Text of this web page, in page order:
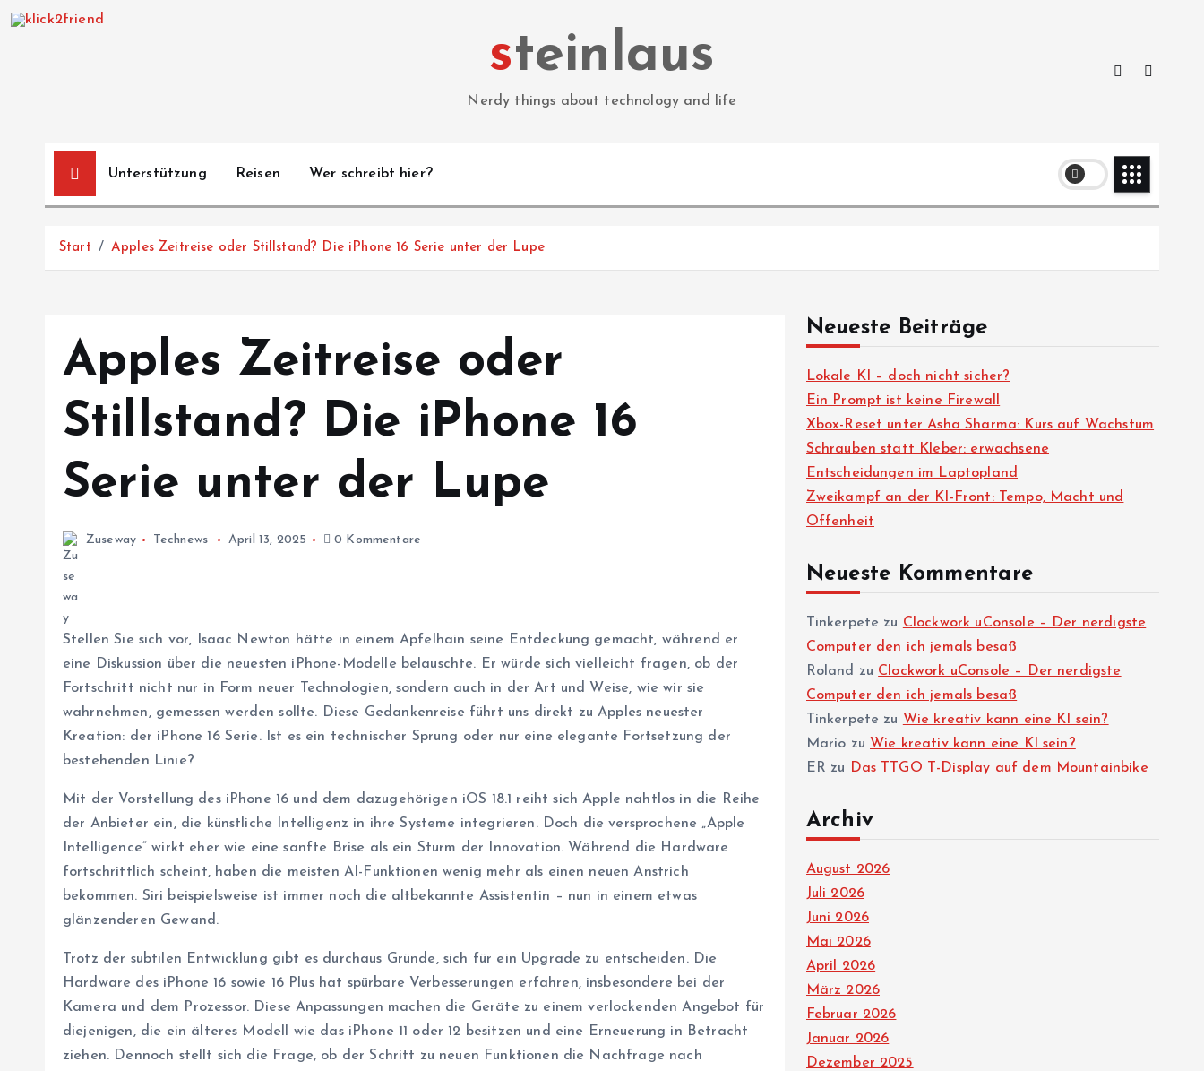
steinlaus
Nerdy things about technology and life
Unterstützung Reisen Wer schreibt hier?
Start Apples Zeitreise oder Stillstand? Die iPhone 16 Serie unter der Lupe
Apples Zeitreise oder
Stillstand? Die iPhone 16
Serie unter der Lupe
Zuseway Technews April 13, 2025 0 Kommentare
Stellen Sie sich vor, Isaac Newton hätte in einem Apfelhain seine Entdeckung gemacht, während er
eine Diskussion über die neuesten iPhone-Modelle belauschte. Er würde sich vielleicht fragen, ob der
Fortschritt nicht nur in Form neuer Technologien, sondern auch in der Art und Weise, wie wir sie
wahrnehmen, gemessen werden sollte. Diese Gedankenreise führt uns direkt zu Apples neuester
Kreation: der iPhone 16 Serie. Ist es ein technischer Sprung oder nur eine elegante Fortsetzung der
bestehenden Linie?
Mit der Vorstellung des iPhone 16 und dem dazugehörigen iOS 18.1 reiht sich Apple nahtlos in die Reihe
der Anbieter ein, die künstliche Intelligenz in ihre Systeme integrieren. Doch die versprochene „Apple
Intelligence“ wirkt eher wie eine sanfte Brise als ein Sturm der Innovation. Während die Hardware
fortschrittlich scheint, haben die meisten AI-Funktionen wenig mehr als einen neuen Anstrich
bekommen. Siri beispielsweise ist immer noch die altbekannte Assistentin – nun in einem etwas
glänzenderen Gewand.
Trotz der subtilen Entwicklung gibt es durchaus Gründe, sich für ein Upgrade zu entscheiden. Die
Hardware des iPhone 16 sowie 16 Plus hat spürbare Verbesserungen erfahren, insbesondere bei der
Kamera und dem Prozessor. Diese Anpassungen machen die Geräte zu einem verlockenden Angebot für
diejenigen, die ein älteres Modell wie das iPhone 11 oder 12 besitzen und eine Erneuerung in Betracht
ziehen. Dennoch stellt sich die Frage, ob der Schritt zu neuen Funktionen die Nachfrage nach
Neueste Beiträge
Lokale KI – doch nicht sicher?
Ein Prompt ist keine Firewall
Xbox-Reset unter Asha Sharma: Kurs auf Wachstum
Schrauben statt Kleber: erwachsene
Entscheidungen im Laptopland
Zweikampf an der KI-Front: Tempo, Macht und
Offenheit
Neueste Kommentare
Tinkerpete zu Clockwork uConsole – Der nerdigste
Computer den ich jemals besaß
Roland
zu Clockwork uConsole – Der nerdigste
Computer den ich jemals besaß
Tinkerpete zu Wie kreativ kann eine KI sein?
Mario zu Wie kreativ kann eine KI sein?
ER zu Das TTGO T-Display auf dem Mountainbike
Archiv
August 2026
Juli 2026
Juni 2026
Mai 2026
April 2026
März 2026
Februar 2026
Januar 2026
Dezember 2025